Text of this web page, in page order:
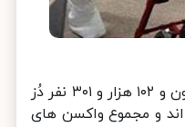
بنابر اعلام مرکز روابط عمومی و اطلاع رسانی وزارت بهداشت، تا کنون ۵ میلیون و ۱۰۲ هزار و ۳۰۱ نفر دُز
را تزریق کرده اند و مجموع واکسن های